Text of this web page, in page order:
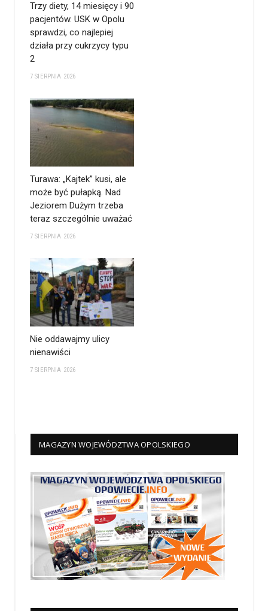
Trzy diety, 14 miesięcy i 90
pacjentów. USK w Opolu
sprawdzi, co najlepiej
działa przy cukrzycy typu
2
7 SIERPNIA 2026
Turawa: „Kajtek” kusi, ale
może być pułapką. Nad
Jeziorem Dużym trzeba
teraz szczególnie uważać
7 SIERPNIA 2026
Nie oddawajmy ulicy
nienawiści
7 SIERPNIA 2026
MAGAZYN WOJEWÓDZTWA OPOLSKIEGO